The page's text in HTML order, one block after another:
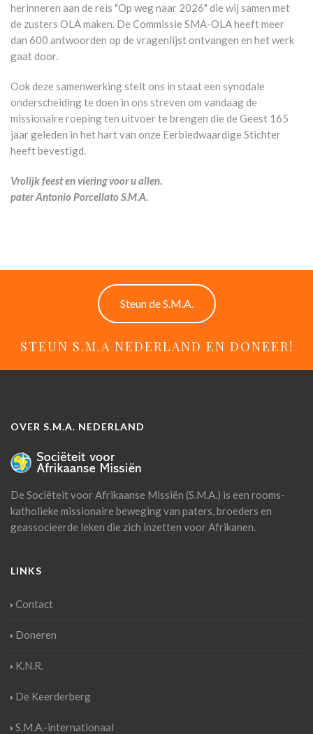
herinneren aan de reis "Op weg naar 2026" die wij samen met
de zusters OLA maken. De Commissie SMA-OLA heeft meer
dan 600 antwoorden op de vragenlijst ontvangen en het werk
gaat door.
Ook deze samenwerking stelt ons in staat een synodale
onderscheiding te doen in ons streven om vandaag de
missionaire roeping ten uitvoer te brengen die de Geest 165
jaar geleden in het hart van onze Eerbiedwaardige Stichter
heeft bevestigd.
Vrolijk feest en viering voor u allen.
pater Antonio Porcellato S.M.A.
Steun de S.M.A.
STEUN S.M.A NEDERLAND EN DONEER!
OVER S.M.A. NEDERLAND
De Sociëteit voor Afrikaanse Missiën (S.M.A.) is een rooms-
katholieke missionaire beweging van paters, broeders en
geassocieerde leken die zich inzetten voor Afrikanen.
LINKS
Contact
Doneren
K.N.R.
De Keerderberg
S.M.A.-internationaal